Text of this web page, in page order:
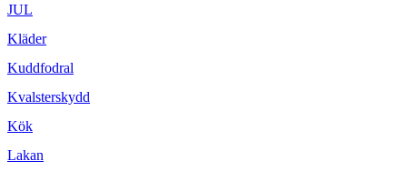
JUL
Kläder
Kuddfodral
Kvalsterskydd
Kök
Lakan